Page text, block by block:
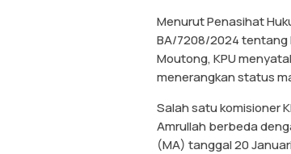
Menurut Penasihat
BA/7208/2024 tentang
Moutong, KPU
menerangkan status
Salah satu komisioner
Amrullah berbeda
(MA) tanggal 20